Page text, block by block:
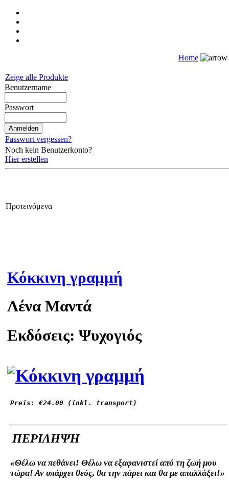
Home
Zeige alle Produkte
Benutzername
Passwort
Passwort vergessen?
Noch kein Benutzerkonto?
Hier erstellen
Προτεινόμενα
Κόκκινη γραμμή
Λένα Μαντά
Εκδόσεις: Ψυχογιός
Preis: €24.00 (inkl. transport)
ΠΕΡΙΛΗΨΗ
«Θέλω να πεθάνει! Θέλω να εξαφανιστεί από τη ζωή μου
τώρα! Αν υπάρχει θεός, θα την πάρει και θα με απαλλάξει!»